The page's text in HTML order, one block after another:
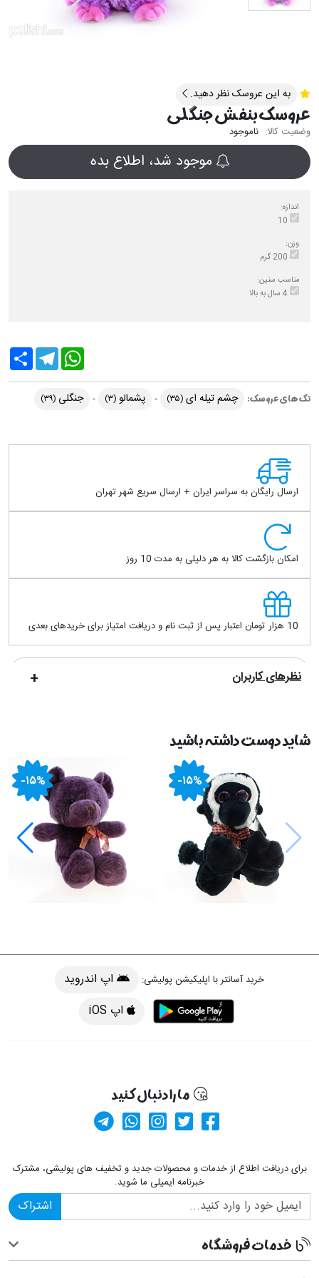
به این عروسک نظر دهید.
عروسک بنفش جنگلی
وضعیت کالا: ناموجود
موجود شد، اطلاع بده
اندازه:
10
وزن:
200 گرم
مناسب سنین:
4 سال به بالا
Share
TelegramWhatsApp
تگ های عروسک: چشم تیله ای (۳۵) پشمالو (۳) جنگلی (۳۹)
ارسال رایگان به سراسر ایران + ارسال سریع شهر تهران
امکان بازگشت کالا به هر دلیلی به مدت 10 روز
10 هزار تومان اعتبار پس از ثبت نام و دریافت امتیاز برای خریدهای بعدی
نظرهای کاربران
شاید دوست داشته باشید
-۱۵% -۱۵%
خرید آسانتر با اپلیکیشن پولیشی:
اپ اندروید
اپ iOS
ما را دنبال کنید
صفحه فیسبوک پولیشی
صفحه پینترست
کانال آپارات
ارسال پیام در
کانال تلگرام
برای دریافت اطلاع از خدمات و محصولات جدید و تخفیف های پولیشی، مشترک
خبرنامه ایمیلی ما شوید.
اشتراک
خدمات فروشگاه